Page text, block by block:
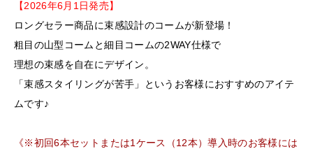
【2026年6月1日発売】
ロングセラー商品に束感設計のコームが新登場！
粗目の山型コームと細目コームの2WAY仕様で
理想の束感を自在にデザイン。
「束感スタイリングが苦手」というお客様におすすめのアイテ
ムです♪
《※初回6本セットまたは1ケース（12本）導入時のお客様には